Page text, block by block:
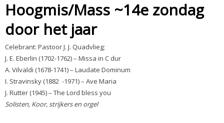
Hoogmis/Mass ~14e zondag
door het jaar
Celebrant: Pastoor J. J. Quadvlieg;
J. E. Eberlin (1702-1762) – Missa in C dur
A. Vilvaldi (1678-1741) – Laudate Dominum
I. Stravinsky (1882 -1971) – Ave Maria
J. Rutter (1945) – The Lord bless you
Solisten, Koor, strijkers en orgel